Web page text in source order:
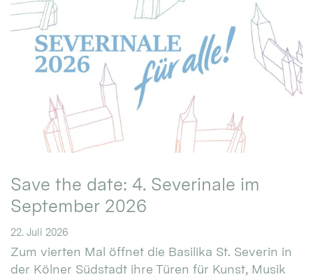
Save the date: 4. Severinale im
September 2026
22. Juli 2026
Zum vierten Mal öffnet die Basilika St. Severin in
der Kölner Südstadt ihre Türen für Kunst, Musik